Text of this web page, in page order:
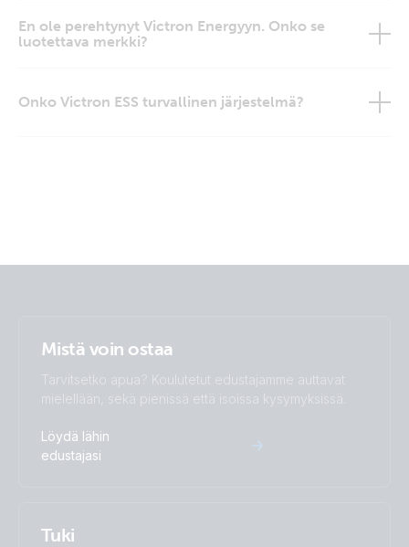
En ole perehtynyt Victron Energyyn. Onko se
luotettava merkki?
Onko Victron ESS turvallinen järjestelmä?
Mistä voin ostaa
Tarvitsetko apua? Koulutetut edustajamme auttavat
mielellään, sekä pienissä että isoissa kysymyksissä.
Löydä lähin
edustajasi
Tuki